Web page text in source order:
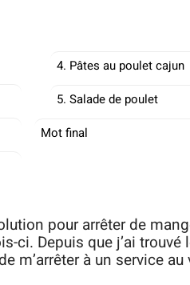
4. Pâtes au poulet cajun
5. Salade de poulet
Mot final
pour arrêter de
ci. Depuis que j’ai
m’arrêter à un service au